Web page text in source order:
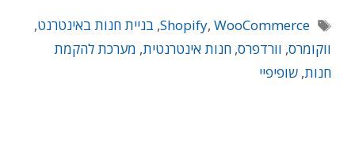
תגיות Shopify, WooCommerce
, בניית חנות באינטרנט,
ווקומרס, וורדפרס, חנות אינטרנטית, מערכת להקמת
חנות, שופיפיי